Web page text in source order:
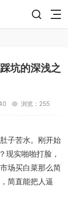
坑的深浅之
浏览：255
子苦水。刚开始
现实啪啪打脸，
场买白菜那么简
简直能把人逼